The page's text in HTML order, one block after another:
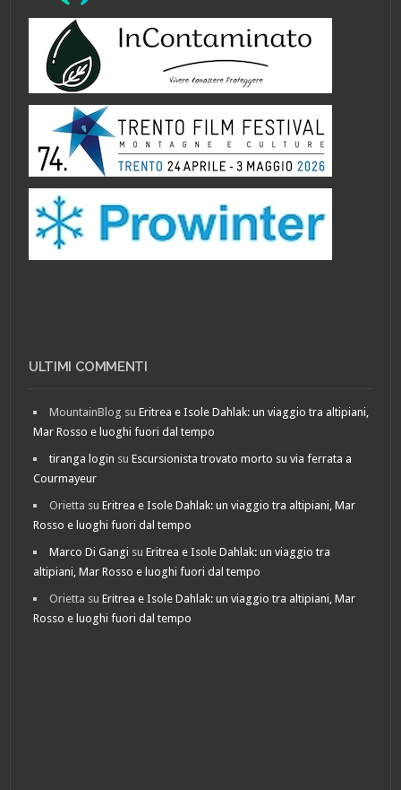
ULTIMI COMMENTI
MountainBlog suEritrea e Isole Dahlak: un viaggio tra altipiani,
Mar Rosso e luoghi fuori dal tempo
tiranga login suEscursionista trovato morto su via ferrata a
Courmayeur
Orietta suEritrea e Isole Dahlak: un viaggio tra altipiani, Mar
Rosso e luoghi fuori dal tempo
Marco Di Gangi suEritrea e Isole Dahlak: un viaggio tra
altipiani, Mar Rosso e luoghi fuori dal tempo
Orietta suEritrea e Isole Dahlak: un viaggio tra altipiani, Mar
Rosso e luoghi fuori dal tempo